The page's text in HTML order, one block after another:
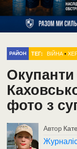
РАЙОН ТЕГ: ВІЙНА •
фото з
Автор